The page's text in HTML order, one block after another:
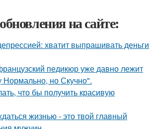
на сайте:
хватит выпрашивать деньги
педикюр уже давно лежит
Нормально, но Скучно".
что бы получить красивую
жизнью - это твой главный